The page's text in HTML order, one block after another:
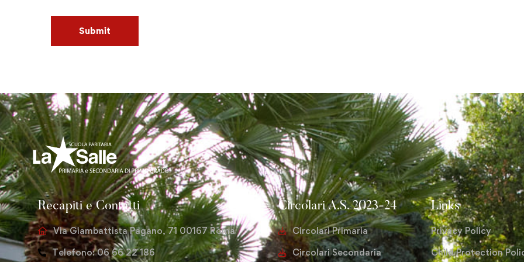
Recapiti e Contatti
Via Giambattista Pagano, 71 00167 Roma
Telefono: 06 66 22 186
Circolari A.S. 2023-24
Circolari Primaria
Circolari Secondaria
Links
Privacy Policy
Child Protection